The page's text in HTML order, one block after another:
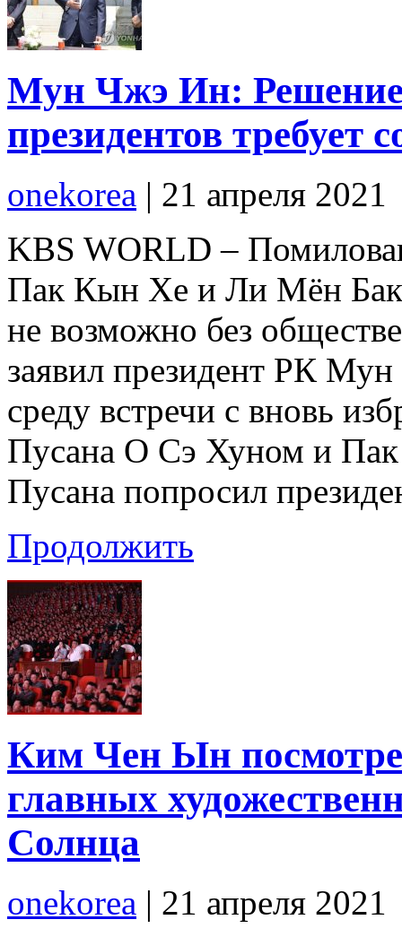
Мун Чжэ Ин: Решение
президентов требует
onekorea | 21 апреля 2021
KBS WORLD –
Пак Кын Хе и Ли Мён
не возможно без
заявил президент РК
среду встречи с вновь
Пусана О Сэ Хуном и
Пусана попросил
Продолжить
Ким Чен Ын
главных
Солнца
onekorea | 21 апреля 2021